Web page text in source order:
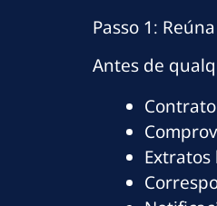
Passo 1:
Antes de